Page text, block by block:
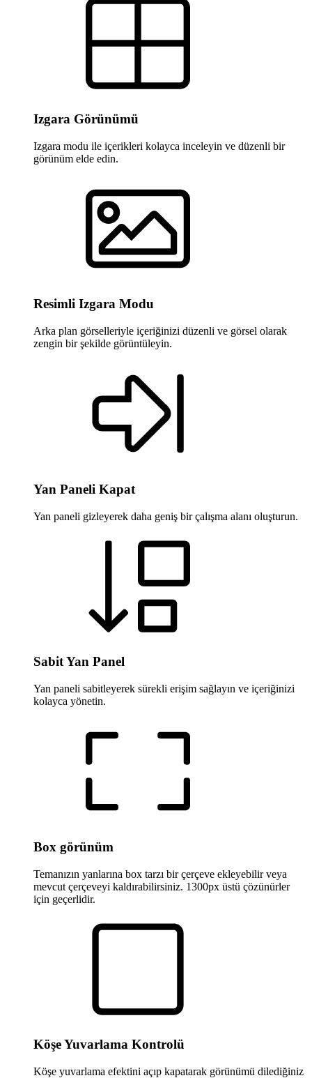
Izgara Görünümü
Izgara modu ile içerikleri kolayca inceleyin ve düzenli bir
görünüm elde edin.
Resimli Izgara Modu
Arka plan görselleriyle içeriğinizi düzenli ve görsel olarak
zengin bir şekilde görüntüleyin.
Yan Paneli Kapat
Yan paneli gizleyerek daha geniş bir çalışma alanı oluşturun.
Sabit Yan Panel
Yan paneli sabitleyerek sürekli erişim sağlayın ve içeriğinizi
kolayca yönetin.
Box görünüm
Temanızın yanlarına box tarzı bir çerçeve ekleyebilir veya
mevcut çerçeveyi kaldırabilirsiniz. 1300px üstü çözünürler
için geçerlidir.
Köşe Yuvarlama Kontrolü
Köşe yuvarlama efektini açıp kapatarak görünümü dilediğiniz